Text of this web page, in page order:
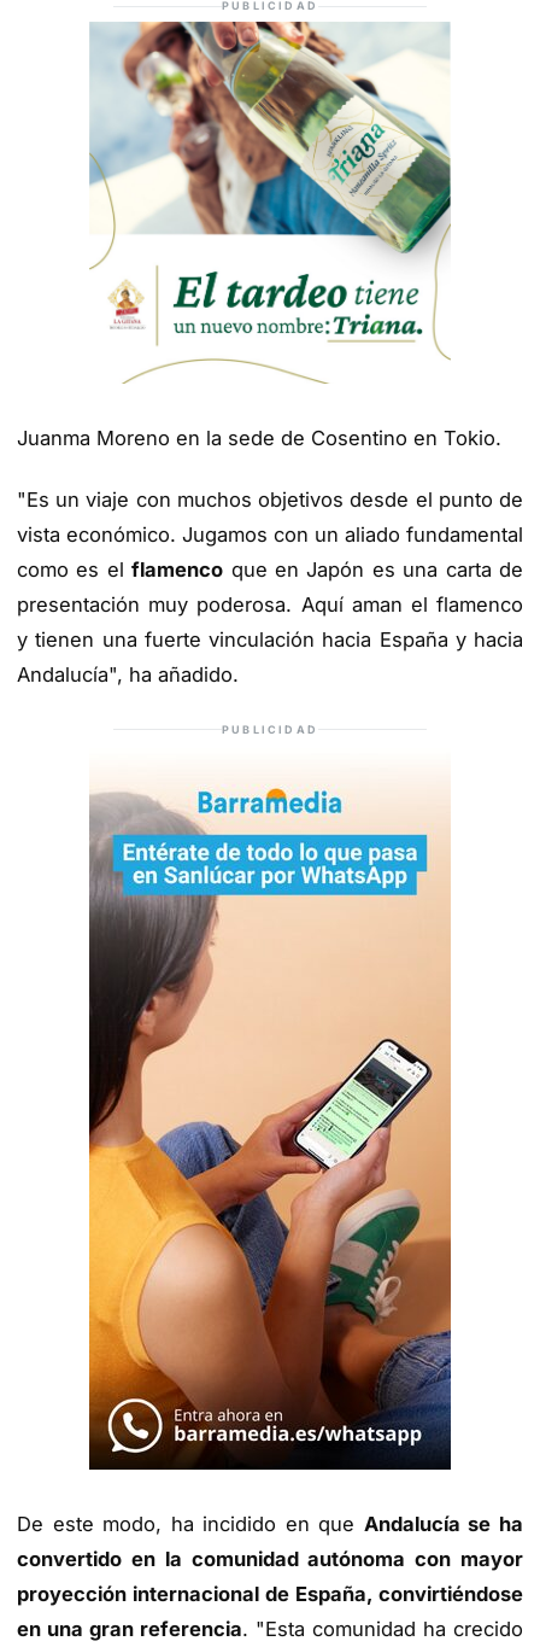
PUBLICIDAD
Juanma Moreno en la sede de Cosentino en Tokio.
"Es un viaje con muchos objetivos desde el punto de
vista económico. Jugamos con un aliado fundamental
como es elflamenco que en Japón es una carta de
presentación muy poderosa. Aquí aman el flamenco
y tienen una fuerte vinculación hacia España y hacia
Andalucía", ha añadido.
PUBLICIDAD
De este modo, ha incidido en que Andalucía se ha
convertido en la comunidad autónoma con mayor
proyección internacional de España, convirtiéndose
en una gran referencia. "Esta comunidad ha crecido